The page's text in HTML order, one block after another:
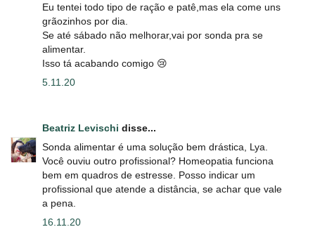
Eu tentei todo tipo de ração e patê,mas ela come uns
grãozinhos por dia.
Se até sábado não melhorar,vai por sonda pra se
alimentar.
Isso tá acabando comigo 😢
5.11.20
Beatriz Levischi disse...
Sonda alimentar é uma solução bem drástica, Lya.
Você ouviu outro profissional? Homeopatia funciona
bem em quadros de estresse. Posso indicar um
profissional que atende a distância, se achar que vale
a pena.
16.11.20